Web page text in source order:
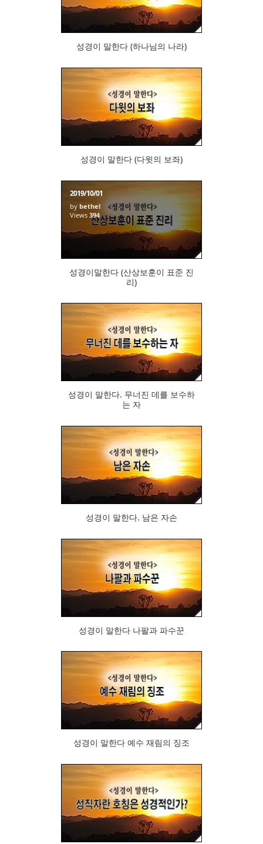
성경이 말한다 (하나님의 나라)
428
성경이 말한다 (다윗의 보좌)
2019/10/01
bybethel
Views394
성경이말한다 (산상보훈이 표준 진
리)
433
성경이 말한다. 무너진 데를 보수하
는 자
407
성경이 말한다. 남은 자손
399
성경이 말한다 나팔과 파수꾼
394
성경이 말한다 예수 재림의 징조
499